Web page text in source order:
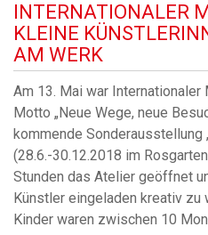
INTERNATIONALER
KLEINE
AM WERK
Am 13. Mai war
Motto „Neue Wege, neue
kommende Sonderausstellung
(28.6.-30.12.2018 im
Stunden das Atelier geöffnet
Künstler eingeladen kreativ zu
Kinder waren zwischen 10